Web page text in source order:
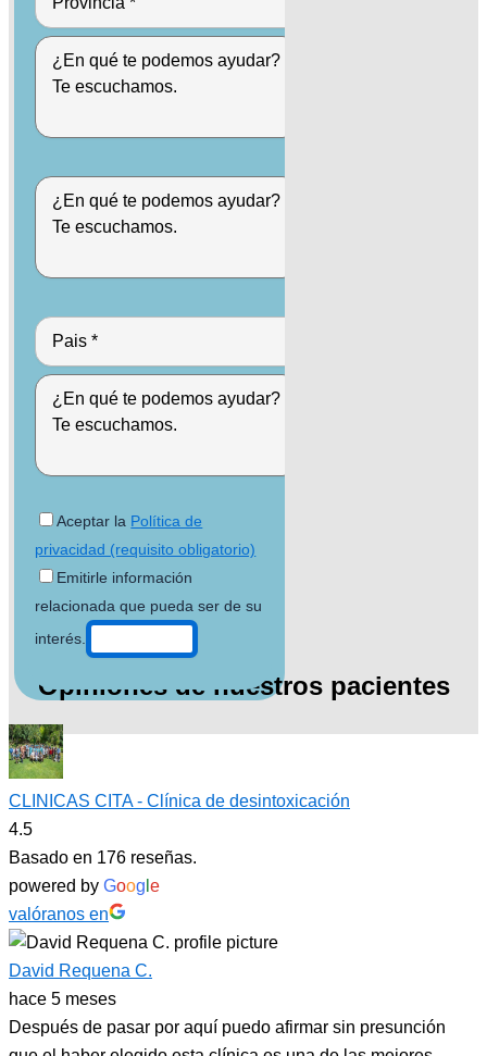
Aceptar la Política de
privacidad (requisito obligatorio)
Emitirle información
relacionada que pueda ser de su
interés.
Opiniones de nuestros pacientes
CLINICAS CITA - Clínica de desintoxicación
4.5
Basado en 176 reseñas.
powered by Goog e
valóranos en
David Requena C.
hace 5 meses
Después de pasar por aquí puedo afirmar sin presunción